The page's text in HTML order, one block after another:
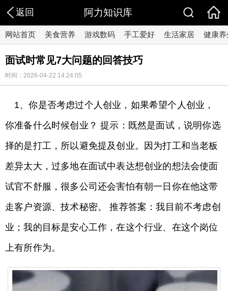
返回 阿力知识库
网站首页 美食营养 游戏数码 手工爱好 生活家居 健康养
面试时常见7大问题的回答技巧
时间：2026-04-22 14:24:05
1、你是否考虑过个人创业，如果希望个人创业，
你准备什么时候创业？ 提示：既然是面试，说明你选
择的是打工，所以避免提及创业。因为打工和当老板
差异太大，过多地在面试中表达想创业的想法会使面
试官不舒服，很多公司还会害怕有朝一日你在他这带
走客户资源、技术秘密。 推荐答案：我目前不考虑创
业；我的目标是安心工作，在这个行业、在这个岗位
上有所作为。